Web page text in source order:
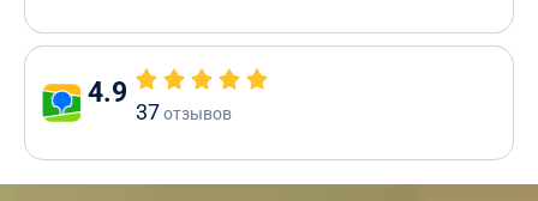
4.9
37отзывов